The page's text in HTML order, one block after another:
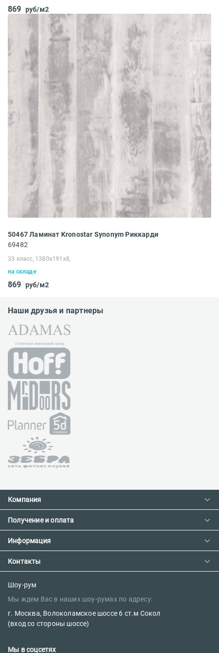
869 руб/м2
50467 Ламинат Kronostar Synonym Риккарди
69482
33 класс, 1380x191x8,
на складе
869 руб/м2
Наши друзья и партнеры
Компания
Контакты
О компании
Сотрудничество
Наш блог
Получение и оплата
Доставка и оплата
Предзаказ товара с фабрики
Информация
Как сделать заказ
Политика конфиденциальности
Контакты
E-mail:
sales@parketov-store.ru
Телефоны:
Шоу-рум
Мы ждем Вас в наших шоу-румах по адресу:
г. Москва, Волоколамское шоссе 6 ст.м Сокол
(вход со стороны шоссе)
Мы в соцсетях